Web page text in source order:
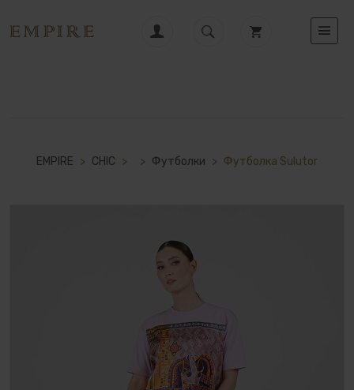
EMPIRE > CHIC > > Футболки > Футболка Sulutor